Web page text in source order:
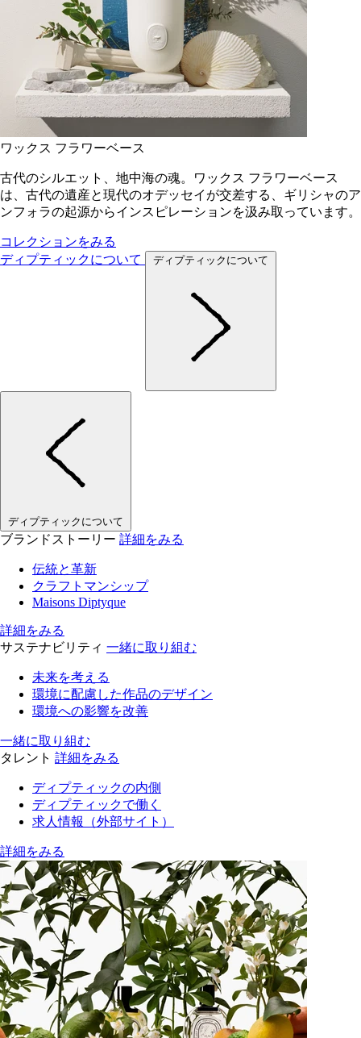
ワックス フラワーベース
古代のシルエット、地中海の魂。ワックス フラワーベース
は、古代の遺産と現代のオデッセイが交差する、ギリシャのア
ンフォラの起源からインスピレーションを汲み取っています。
コレクションをみる
ディプティックについて
ディプティックについて
ディプティックについて
ブランドストーリー 詳細をみる
伝統と革新
クラフトマンシップ
Maisons Diptyque
詳細をみる
サステナビリティ 一緒に取り組む
未来を考える
環境に配慮した作品のデザイン
環境への影響を改善
一緒に取り組む
タレント 詳細をみる
ディプティックの内側
ディプティックで働く
求人情報（外部サイト）
詳細をみる